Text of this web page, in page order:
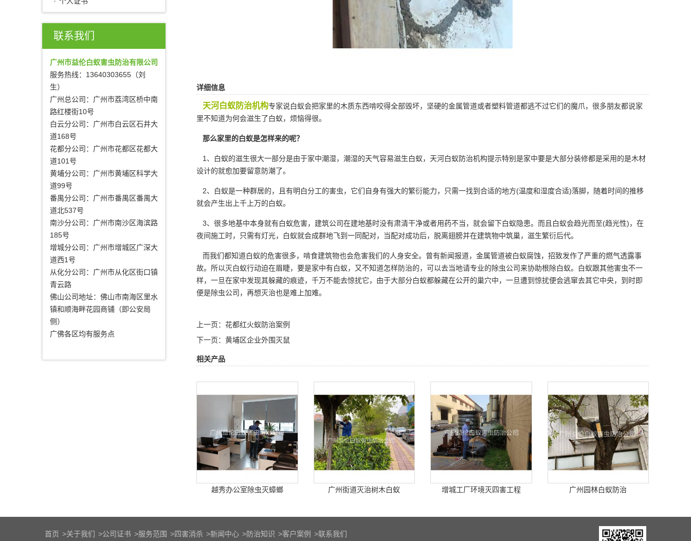
联系我们
广州市益伦白蚁害虫防治有限公司
服务热线：13640303655（刘
生）
广州总公司：广州市荔湾区桥中南
路红楼街10号
白云分公司：广州市白云区石井大
道168号
花都分公司：广州市花都区花都大
道101号
黄埔分公司：广州市黄埔区科学大
道99号
番禺分公司：广州市番禺区番禺大
道北537号
南沙分公司：广州市南沙区海滨路
185号
增城分公司：广州市增城区广深大
道西1号
从化分公司：广州市从化区街口镇
青云路
佛山公司地址：佛山市南海区里水
镇和顺海畔花园商铺（即公安局
侧）
广佛各区均有服务点
详细信息
天河白蚁防治机构专家说白蚁会把家里的木质东西啃咬得全部毁坏，坚硬的金属管道或者塑料管道都逃不过它们的魔爪，很多朋友都说家
里不知道为何会滋生了白蚁，烦恼得很。
那么家里的白蚁是怎样来的呢？
1、白蚁的滋生很大一部分是由于家中潮湿，潮湿的天气容易滋生白蚁，天河白蚁防治机构提示特别是家中要是大部分装修都是采用的是木材
设计的就愈加要留意防潮了。
2、白蚁是一种群居的，且有明白分工的害虫，它们自身有强大的繁衍能力，只需一找到合适的地方(温度和湿度合适)落脚，随着时间的推移
就会产生出上千上万的白蚁。
3、很多地基中本身就有白蚁危害， 建筑公司在建地基时没有肃清干净或者用药不当，就会留下白蚁隐患。而且白蚁会趋光而至(趋光性)，在
夜间施工时，只需有灯光，白蚁就会成群地飞到一同配对，当配对成功后，脱离翅膀并在建筑物中筑巢，滋生繁衍后代。
而我们都知道白蚁的危害很多，啃食建筑物也会危害我们的人身安全。曾有新闻报道，金属管道被白蚁腐蚀，招致发作了严重的燃气透露事
故。所以灭白蚁行动迫在眉睫，要是家中有白蚁，又不知道怎样防治的，可以去当地请专业的除虫公司来协助根除白蚁。白蚁跟其他害虫不一
样，一旦在家中发现其躲藏的痕迹，千万不能去惊扰它，由于大部分白蚁都躲藏在公开的巢穴中，一旦遭到惊扰便会逃窜去其它中央，到时即
便是除虫公司，再想灭治也是难上加难。
上一页： 花都红火蚁防治案例
下一页： 黄埔区企业外围灭鼠
相关产品
越秀办公室除虫灭蟑螂 广州街道灭治树木白蚁 增城工厂环境灭四害工程 广州园林白蚁防治
首页 >关于我们 >公司证书 >服务范围 >四害消杀 >新闻中心 >防治知识 >客户案例 >联系我们